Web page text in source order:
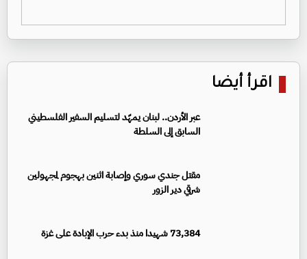
اقرأ أيضا
عبر الأردن.. لبنان يمهّد لتسليم السفير الفلسطيني
السابق إلى السلطة
مقتل جندي سوري وإصابة اثنين بهجوم لمجهولين
شرقي دير الزور
73,384 شهيدا منذ بدء حرب الإبادة على غزة